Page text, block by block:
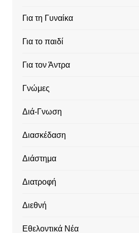
Για τη Γυναίκα
Για το παιδί
Για τον Άντρα
Γνώμες
Διά-Γνωση
Διασκέδαση
Διάστημα
Διατροφή
Διεθνή
Εθελοντικά Νέα